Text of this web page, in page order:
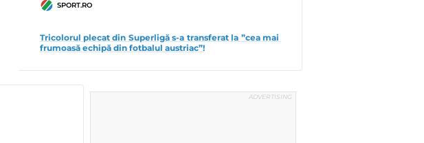
SPORT.RO
Tricolorul plecat din Superligă s-a transferat la ”cea mai
frumoasă echipă din fotbalul austriac”!